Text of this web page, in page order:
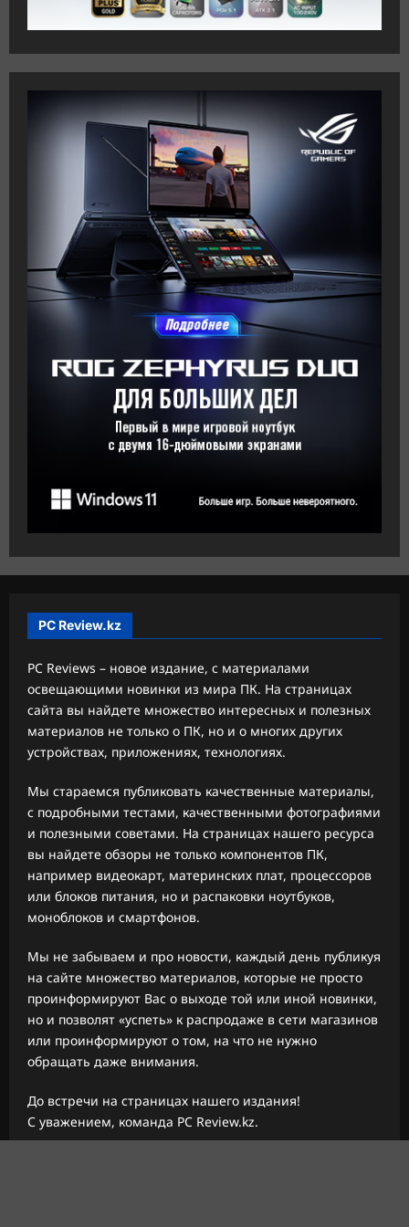
PC Review.kz
PC Reviews – новое издание, с материалами
освещающими новинки из мира ПК. На страницах
сайта вы найдете множество интересных и полезных
материалов не только о ПК, но и о многих других
устройствах, приложениях, технологиях.
Мы стараемся публиковать качественные материалы,
с подробными тестами, качественными фотографиями
и полезными советами. На страницах нашего ресурса
вы найдете обзоры не только компонентов ПК,
например видеокарт, материнских плат, процессоров
или блоков питания, но и распаковки ноутбуков,
моноблоков и смартфонов.
Мы не забываем и про новости, каждый день публикуя
на сайте множество материалов, которые не просто
проинформируют Вас о выходе той или иной новинки,
но и позволят «успеть» к распродаже в сети магазинов
или проинформируют о том, на что не нужно
обращать даже внимания.
До встречи на страницах нашего издания!
С уважением, команда PC Review.kz.